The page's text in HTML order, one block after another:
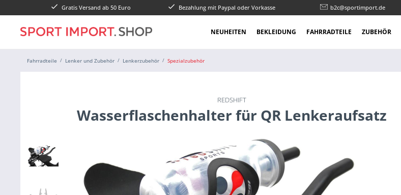
Gratis Versand ab 50 Euro Bezahlung mit Paypal oder Vorkasse b2c@sportimport.de
NEUHEITEN BEKLEIDUNG FAHRRADTEILE ZUBEHÖR
Fahrradteile Lenker und Zubehör Lenkerzubehör Spezialzubehör
REDSHIFT
Wasserflaschenhalter für QR Lenkeraufsatz